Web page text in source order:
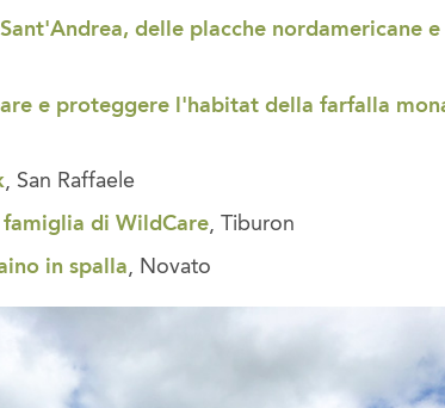
delle placche nordamericane
e proteggere l'habitat della farfalla
, San Raffaele
di WildCare, Tiburon
in spalla, Novato